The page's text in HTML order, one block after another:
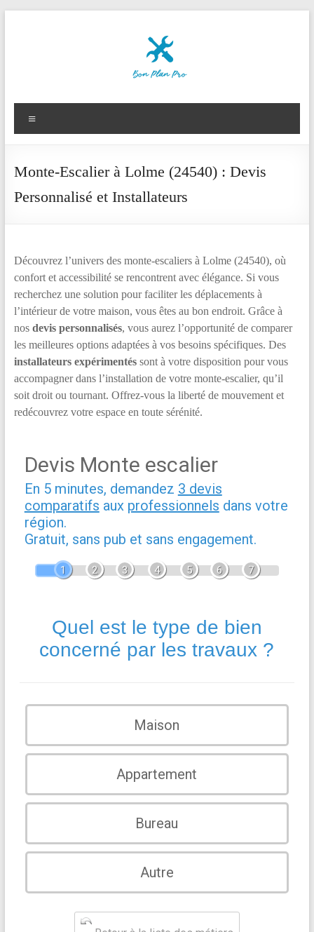
Le
Bon
Plan
des
Pros
Monte-Escalier à Lolme (24540) : Devis
Personnalisé et Installateurs
Découvrez l’univers des monte-escaliers à Lolme (24540), où
confort et accessibilité se rencontrent avec élégance. Si vous
recherchez une solution pour faciliter les déplacements à
l’intérieur de votre maison, vous êtes au bon endroit. Grâce à
nos devis personnalisés, vous aurez l’opportunité de comparer
les meilleures options adaptées à vos besoins spécifiques. Des
installateurs expérimentéssont à votre disposition pour vous
accompagner dans l’installation de votre monte-escalier, qu’il
soit droit ou tournant. Offrez-vous la liberté de mouvement et
redécouvrez votre espace en toute sérénité.
Devis Monte escalier
En 5 minutes, demandez 3 devis
comparatifs aux professionnels dans votre
région.
Gratuit, sans pub et sans engagement.
1 2 3 4 5 6 7
Quel est le type de bien
concerné par les travaux ?
Maison
Appartement
Bureau
Autre